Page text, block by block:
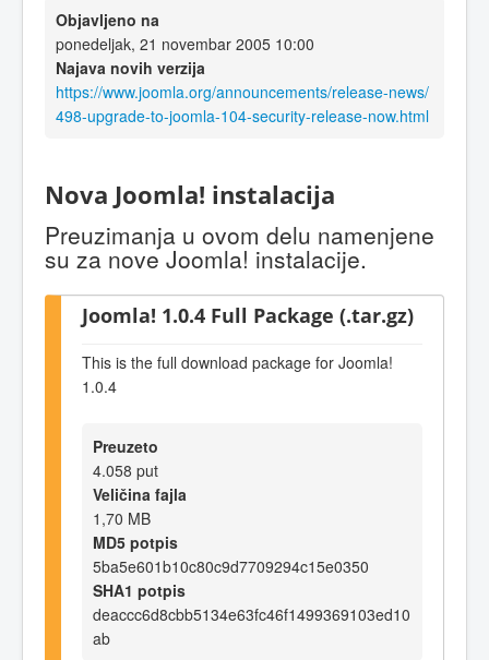
Objavljeno na
ponedeljak, 21 novembar 2005 10:00
Najava novih verzija
https://www.joomla.org/announcements/release-news/
498-upgrade-to-joomla-104-security-release-now.html
Nova Joomla! instalacija
Preuzimanja u ovom delu namenjene
su za nove Joomla! instalacije.
Joomla! 1.0.4 Full Package (.tar.gz)
This is the full download package for Joomla!
1.0.4
Preuzeto
4.058 put
Veličina fajla
1,70 MB
MD5 potpis
5ba5e601b10c80c9d7709294c15e0350
SHA1 potpis
deaccc6d8cbb5134e63fc46f1499369103ed10
ab